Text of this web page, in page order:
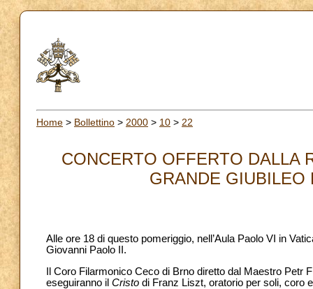
Home > Bollettino > 2000 > 10 > 22
CONCERTO OFFERTO DALLA
GRANDE GIUBILEO
Alle ore 18 di questo pomeriggio, nell’Aula Paolo VI in
Giovanni Paolo II.
Il Coro Filarmonico Ceco di Brno diretto dal Maestro Petr
eseguiranno il Cristo di Franz Liszt, oratorio per soli, coro